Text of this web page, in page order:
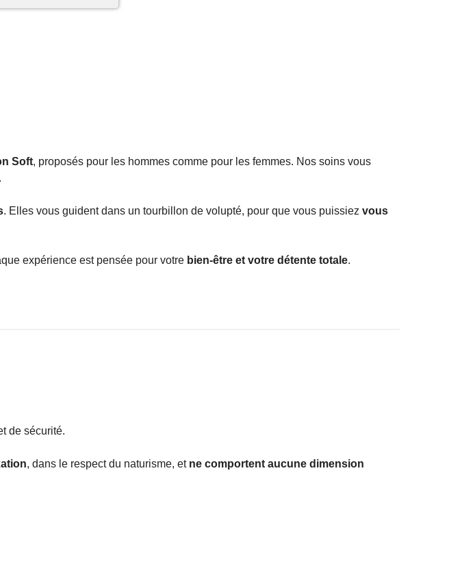
Soft, proposés pour les hommes comme pour les femmes. Nos soins vous
.
. Elles vous guident dans un tourbillon de volupté, pour que vous puissiez vous
expérience est pensée pour votre bien-être et votre détente totale.
de sécurité.
, dans le respect du naturisme, et ne comportent aucune dimension